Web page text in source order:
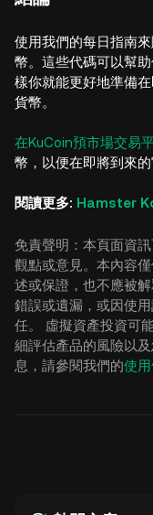
使用我們的每日指南
幣。這些代碼可以幫
樣你就能更好地準備
貨幣。
在KuCoin預市場交易
幣，以便在即將到來
閱讀更多: Hamster
免責聲明：本頁面資
觀點或意見。本內容
述或保證，也不應被
錯誤或遺漏，或因使
任。 虛擬資產投資可
細評估產品的風險以
息，請參閱我們的使